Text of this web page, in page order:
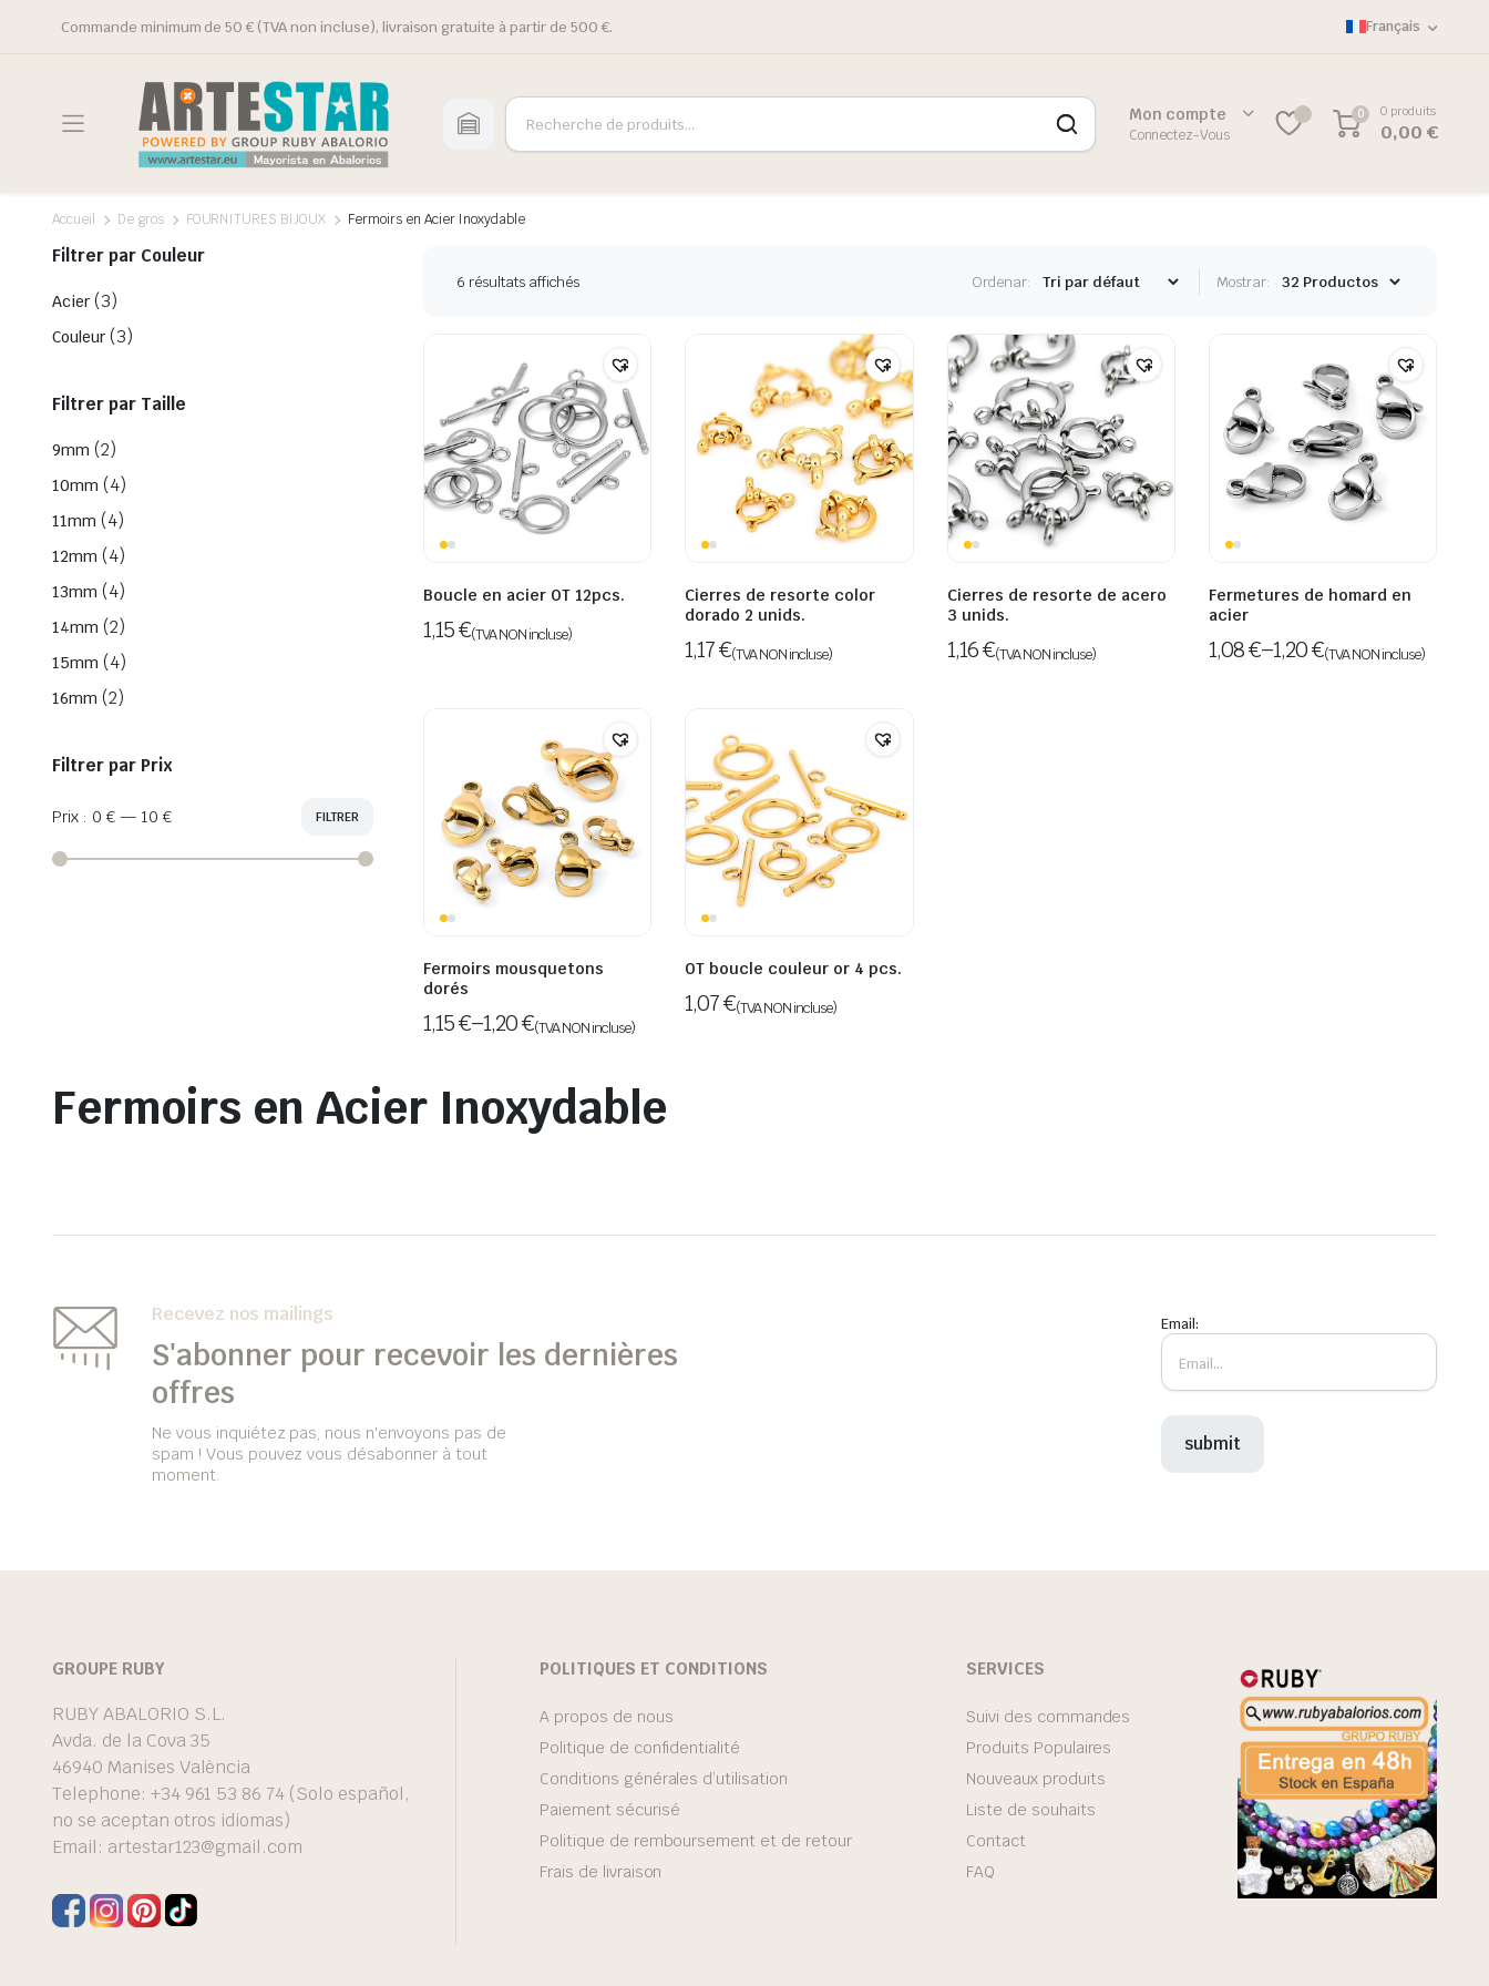
Commande minimum de 50 € (TVA non incluse), livraison gratuite à partir de 500 €. Français
Mon compte
Connectez-Vous
0 0 produits
0,00€
Accueil De gros FOURNITURES BIJOUX Fermoirs en Acier Inoxydable
6 résultats affichés Ordenar: Mostrar:
Boucle en acier OT 12pcs.
1,15€(TVA NON incluse)
Cierres de resorte color
dorado 2 unids.
1,17€(TVA NON incluse)
Cierres de resorte de acero
3 unids.
1,16€(TVA NON incluse)
Fermetures de homard en
acier
1,08€–1,20€(TVA NON incluse)
Fermoirs mousquetons
dorés
1,15€–1,20€(TVA NON incluse)
OT boucle couleur or 4 pcs.
1,07€(TVA NON incluse)
Filtrer par Couleur
Acier (3)
Couleur (3)
Filtrer par Taille
9mm (2)
10mm (4)
11mm (4)
12mm (4)
13mm (4)
14mm (2)
15mm (4)
16mm (2)
Filtrer par Prix
FILTRER
Prix : 0 €— 10 €
Fermoirs en Acier Inoxydable
Recevez nos mailings
S'abonner pour recevoir les dernières
offres
Ne vous inquiétez pas, nous n'envoyons pas de
spam ! Vous pouvez vous désabonner à tout
moment.
Email:
GROUPE RUBY
RUBY ABALORIO S.L.
Avda. de la Cova 35
46940 Manises València
Telephone: +34 961 53 86 74 (Solo español,
no se aceptan otros idiomas)
Email: artestar123@gmail.com
POLITIQUES ET CONDITIONS
A propos de nous
Politique de confidentialité
Conditions générales d’utilisation
Paiement sécurisé
Politique de remboursement et de retour
Frais de livraison
SERVICES
Suivi des commandes
Produits Populaires
Nouveaux produits
Liste de souhaits
Contact
FAQ